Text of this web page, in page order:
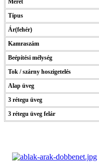
Méret
Típus
Ár(fehér)
Kamraszám
Beépítési mélység
Tok / szárny hoszigetelés
Alap üveg
3 rétegu üveg
3 rétegu üveg felár